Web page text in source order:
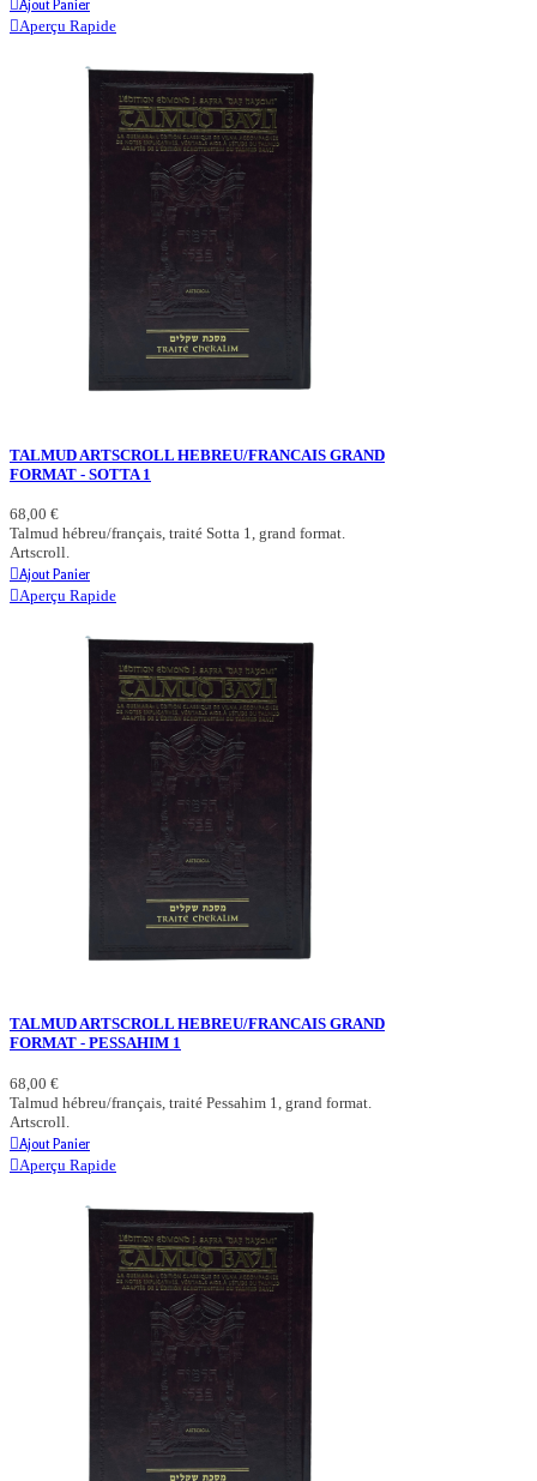
Ajout Panier
Aperçu Rapide
TALMUD ARTSCROLL HEBREU/FRANCAIS GRAND
FORMAT - SOTTA 1
68,00 €
Talmud hébreu/français, traité Sotta 1, grand format.
Artscroll.
Ajout Panier
Aperçu Rapide
TALMUD ARTSCROLL HEBREU/FRANCAIS GRAND
FORMAT - PESSAHIM 1
68,00 €
Talmud hébreu/français, traité Pessahim 1, grand format.
Artscroll.
Ajout Panier
Aperçu Rapide